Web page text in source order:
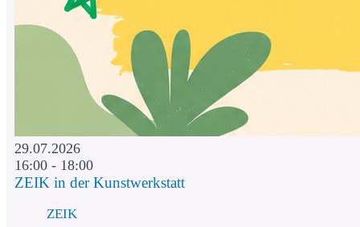
29.07.2026
16:00 - 18:00
ZEIK in der Kunstwerkstatt
ZEIK